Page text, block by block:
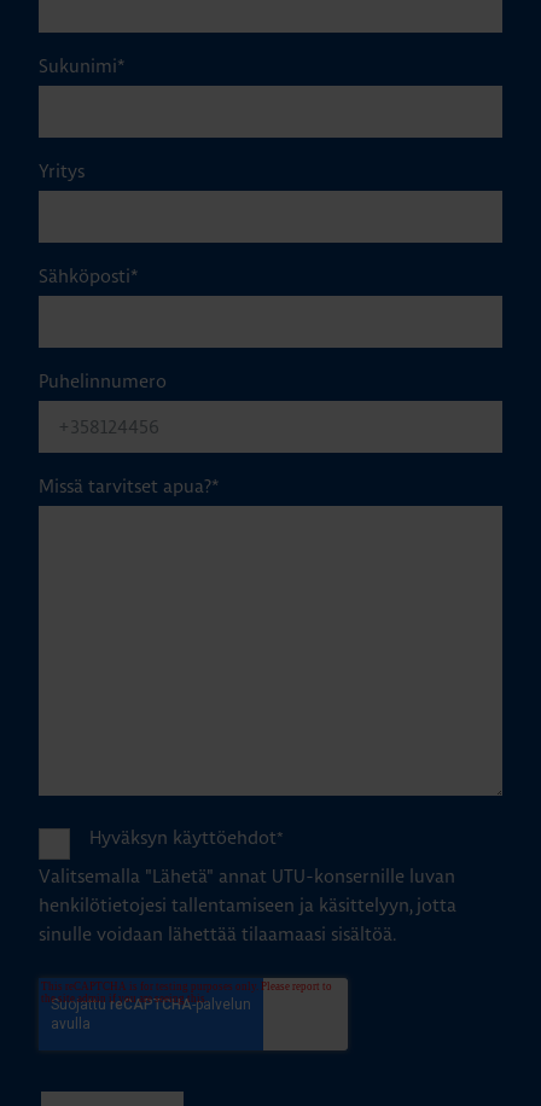
Sukunimi*
Yritys
Sähköposti*
Puhelinnumero
Missä tarvitset apua?*
Hyväksyn käyttöehdot*
Valitsemalla "Lähetä" annat UTU-konsernille luvan
henkilötietojesi tallentamiseen ja käsittelyyn, jotta
sinulle voidaan lähettää tilaamaasi sisältöä.